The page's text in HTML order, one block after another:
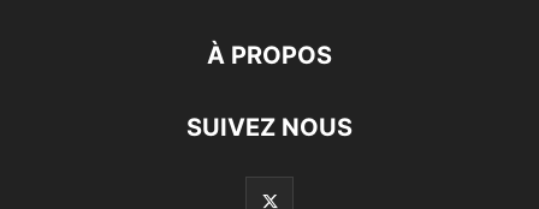
À PROPOS
SUIVEZ NOUS